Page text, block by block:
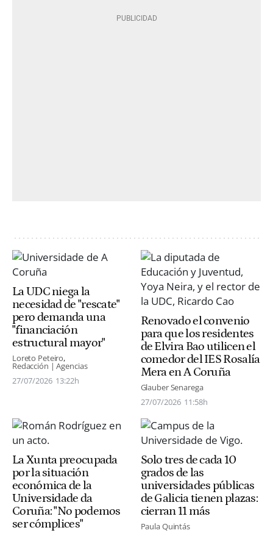
La UDC niega la
necesidad de "rescate"
pero demanda una
"financiación
estructural mayor"
Loreto Peteiro
Redacción | Agencias
27/07/2026 13:22h
Renovado el convenio
para que los residentes
de Elvira Bao utilicen el
comedor del IES Rosalía
Mera en A Coruña
Glauber Senarega
27/07/2026 11:58h
La Xunta preocupada
por la situación
económica de la
Universidade da
Coruña: "No podemos
ser cómplices"
Solo tres de cada 10
grados de las
universidades públicas
de Galicia tienen plazas:
cierran 11 más
Paula Quintás